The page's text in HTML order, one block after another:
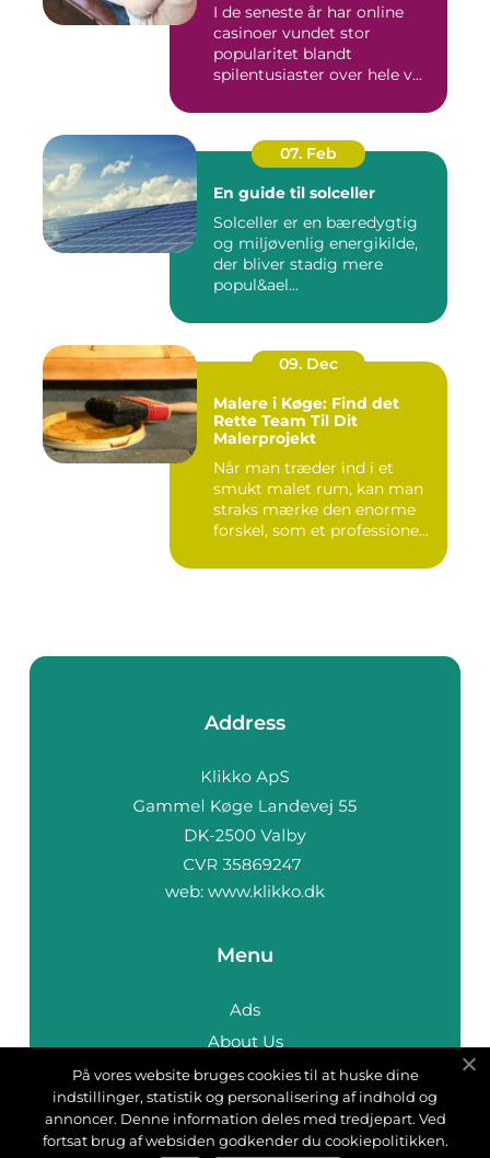
I de seneste år har online
casinoer vundet stor
popularitet blandt
spilentusiaster over hele v...
07. Feb
En guide til solceller
Solceller er en bæredygtig
og miljøvenlig energikilde,
der bliver stadig mere
popul&ael...
09. Dec
Malere i Køge: Find det
Rette Team Til Dit
Malerprojekt
Når man træder ind i et
smukt malet rum, kan man
straks mærke den enorme
forskel, som et professione...
Address
web: www.klikko.dk
Menu
Ads
About Us
Cookies
Contact
Sitemap
På vores website bruges cookies til at huske dine
indstillinger, statistik og personalisering af indhold og
annoncer. Denne information deles med tredjepart. Ved
fortsat brug af websiden godkender du cookiepolitikken.